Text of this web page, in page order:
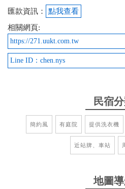
房間的內部及廁所都有保
2022-07-10
距離海邊很近 要沖洗玩水
房間簡單 出乎意料的乾淨
匯款資訊：
點我查看
相關網頁:
https://271.uukt.com.tw
Line ID：chen.nys
民宿
簡約風 有庭院 提供洗衣機
近站牌、車站
地圖